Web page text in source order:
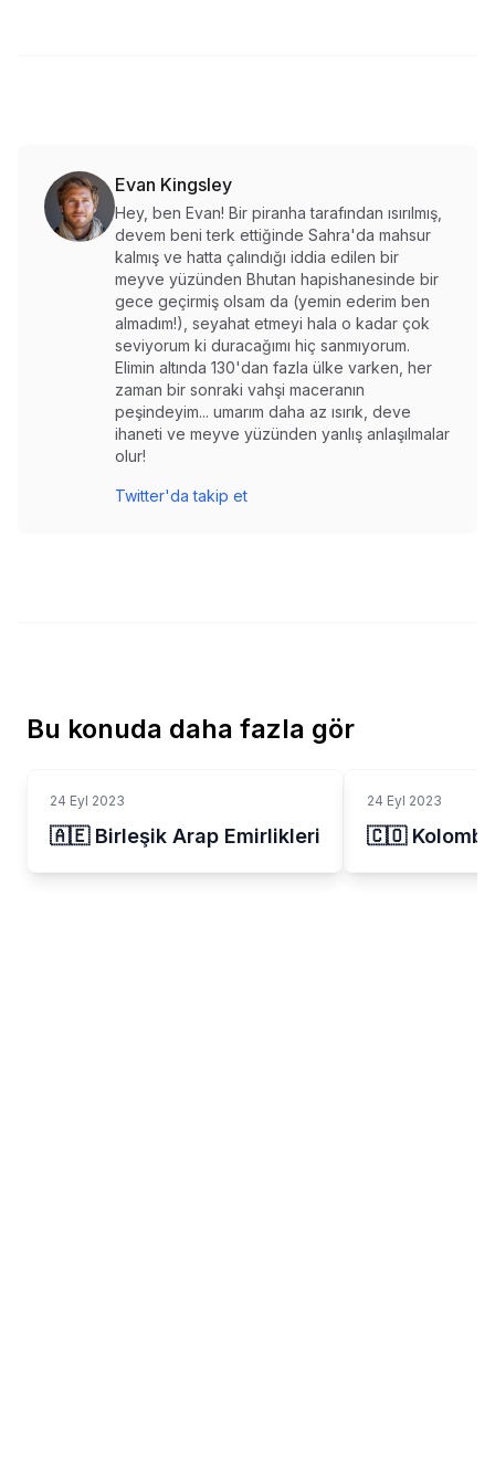
Evan Kingsley
Hey, ben Evan! Bir piranha tarafından ısırılmış,
devem beni terk ettiğinde Sahra'da mahsur
kalmış ve hatta çalındığı iddia edilen bir
meyve yüzünden Bhutan hapishanesinde bir
gece geçirmiş olsam da (yemin ederim ben
almadım!), seyahat etmeyi hala o kadar çok
seviyorum ki duracağımı hiç sanmıyorum.
Elimin altında 130'dan fazla ülke varken, her
zaman bir sonraki vahşi maceranın
peşindeyim... umarım daha az ısırık, deve
ihaneti ve meyve yüzünden yanlış anlaşılmalar
olur!
Twitter'da takip et
Bu konuda daha fazla gör
24 Eyl 2023
🇦🇪 Birleşik Arap Emirlikleri
24 Eyl 2023
🇨🇴